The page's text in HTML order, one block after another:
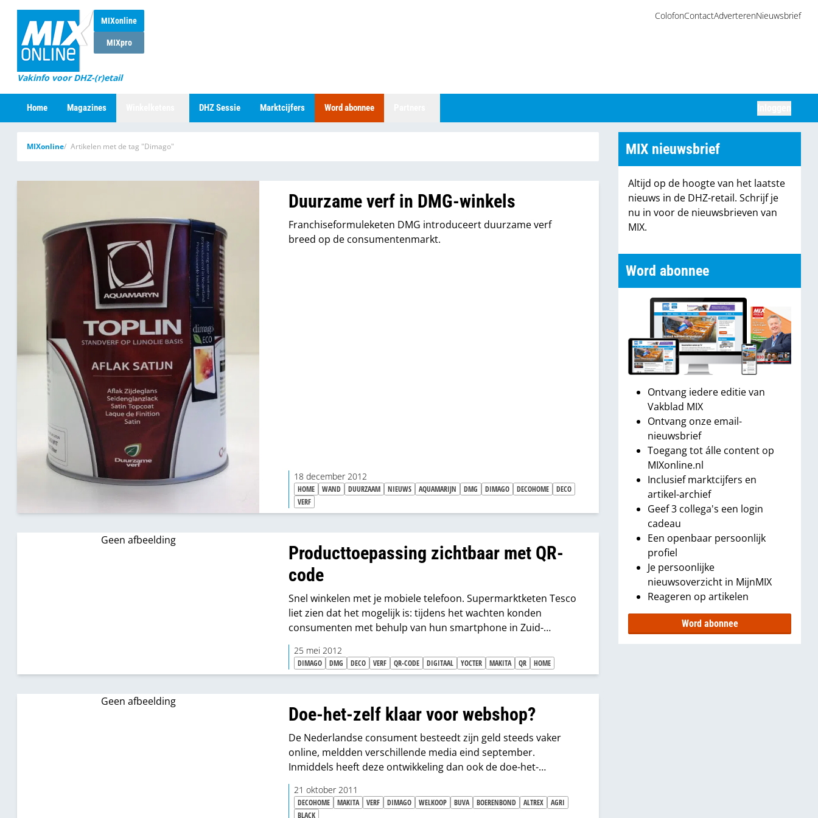
MIXonline
MIXpro
Vakinfo voor DHZ-(r)etail
ColofonContactAdverterenNieuwsbrief
Home Magazines DHZ Sessie Marktcijfers Word abonnee
MIXonline Artikelen met de tag "Dimago"
Duurzame verf in DMG-winkels
Franchiseformuleketen DMG introduceert duurzame verf
breed op de consumentenmarkt.
18 december 2012
HOME WAND DUURZAAM NIEUWS AQUAMARIJN DMG DIMAGO DECOHOME
DECO
VERF
Geen afbeelding
Producttoepassing zichtbaar met QR-
code
Snel winkelen met je mobiele telefoon. Supermarktketen Tesco
liet zien dat het mogelijk is: tijdens het wachten konden
consumenten met behulp van hun smartphone in Zuid-
Koreaanse metrostations QR-codes scannen en de
bijbehorende producten aanschaffen. De winkelketen
bezorgde de boodschappen bij hen thuis.
25 mei 2012
DIMAGO DMG DECO VERF QR-CODE DIGITAAL YOCTER MAKITA QR HOME
Geen afbeelding
Doe-het-zelf klaar voor webshop?
De Nederlandse consument besteedt zijn geld steeds vaker
online, meldden verschillende media eind september.
Inmiddels heeft deze ontwikkeling dan ook de doe-het-
zelfbranche bereikt. Verschillende leveranciers en winkelketens
zien inmiddels de meerwaarde van een webshop en openden
er één (of meerdere). MIX maakte een rondje. “Wat je verkoopt,
21 oktober 2011
DECOHOME MAKITA VERF DIMAGO WELKOOP BUVA BOERENBOND ALTREX
AGRI
BLACK
MIX nieuwsbrief
Altijd op de hoogte van het laatste
nieuws in de DHZ-retail. Schrijf je
nu in voor de nieuwsbrieven van
MIX.
Word abonnee
Ontvang iedere editie van
Vakblad MIX
Ontvang onze email-
nieuwsbrief
Toegang tot álle content op
MIXonline.nl
Inclusief marktcijfers en
artikel-archief
Geef 3 collega's een login
cadeau
Een openbaar persoonlijk
profiel
Je persoonlijke
nieuwsoverzicht in MijnMIX
Reageren op artikelen
Word abonnee